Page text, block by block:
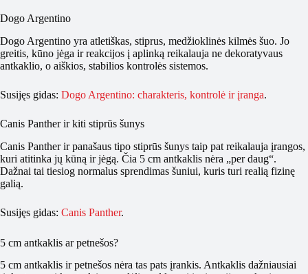
Dogo Argentino
Dogo Argentino yra atletiškas, stiprus, medžioklinės kilmės šuo. Jo
greitis, kūno jėga ir reakcijos į aplinką reikalauja ne dekoratyvaus
antkaklio, o aiškios, stabilios kontrolės sistemos.
Susijęs gidas: Dogo Argentino: charakteris, kontrolė ir įranga.
Canis Panther ir kiti stiprūs šunys
Canis Panther ir panašaus tipo stiprūs šunys taip pat reikalauja įrangos,
kuri atitinka jų kūną ir jėgą. Čia 5 cm antkaklis nėra „per daug“.
Dažnai tai tiesiog normalus sprendimas šuniui, kuris turi realią fizinę
galią.
Susijęs gidas: Canis Panther.
5 cm antkaklis ar petnešos?
5 cm antkaklis ir petnešos nėra tas pats įrankis. Antkaklis dažniausiai